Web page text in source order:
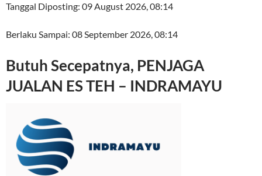
Tanggal Diposting: 09 August 2026, 08:14
Berlaku Sampai: 08 September 2026, 08:14
Butuh Secepatnya, PENJAGA
JUALAN ES TEH – INDRAMAYU